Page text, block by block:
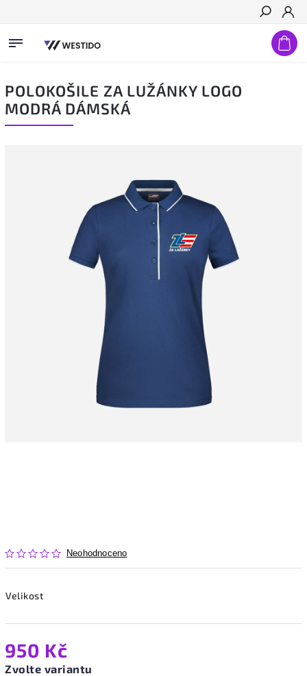
Hledat
POLOKOŠILE ZA LUŽÁNKY LOGO
MODRÁ DÁMSKÁ
Neohodnoceno
Velikost
950 Kč
Zvolte variantu